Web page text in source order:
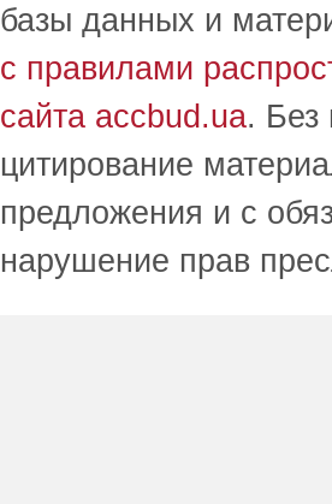
базы данных и
с правилами
сайта accbud.ua. Без
цитирование
предложения и с
нарушение прав